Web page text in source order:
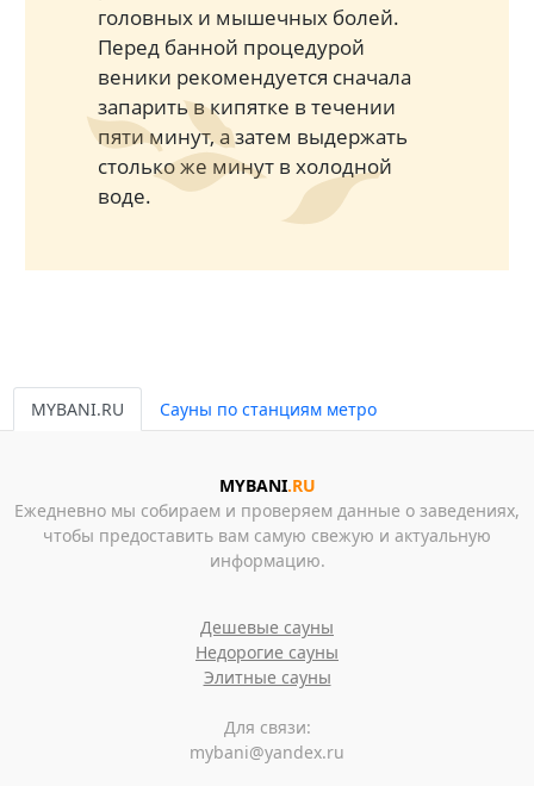
головных и мышечных болей.
Перед банной процедурой
веники рекомендуется сначала
запарить в кипятке в течении
пяти минут, а затем выдержать
столько же минут в холодной
воде.
MYBANI.RU Сауны по станциям метро
MYBANI.RU
Ежедневно мы собираем и проверяем данные о заведениях,
чтобы предоставить вам самую свежую и актуальную
информацию.
Дешевые сауны
Недорогие сауны
Элитные сауны
Для связи:
mybani@yandex.ru